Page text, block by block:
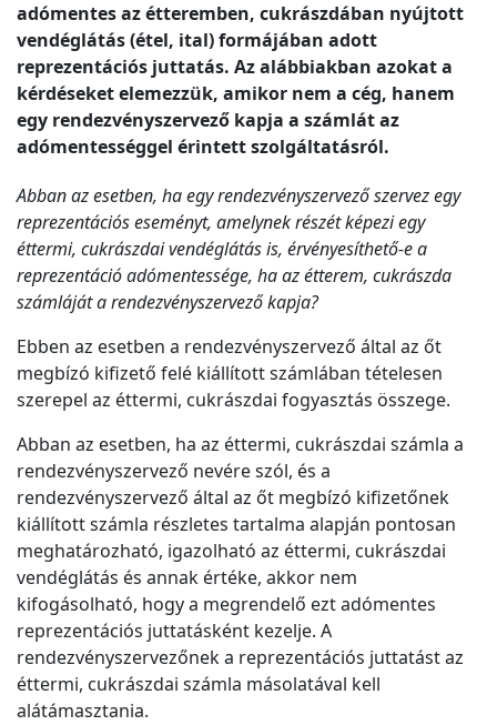
adómentes az étteremben, cukrászdában nyújtott
vendéglátás (étel, ital) formájában adott
reprezentációs juttatás. Az alábbiakban azokat a
kérdéseket elemezzük, amikor nem a cég, hanem
egy rendezvényszervező kapja a számlát az
adómentességgel érintett szolgáltatásról.
Abban az esetben, ha egy rendezvényszervező szervez egy
reprezentációs eseményt, amelynek részét képezi egy
éttermi, cukrászdai vendéglátás is, érvényesíthető-e a
reprezentáció adómentessége, ha az étterem, cukrászda
számláját a rendezvényszervező kapja?
Ebben az esetben a rendezvényszervező által az őt
megbízó kifizető felé kiállított számlában tételesen
szerepel az éttermi, cukrászdai fogyasztás összege.
Abban az esetben, ha az éttermi, cukrászdai számla a
rendezvényszervező nevére szól, és a
rendezvényszervező által az őt megbízó kifizetőnek
kiállított számla részletes tartalma alapján pontosan
meghatározható, igazolható az éttermi, cukrászdai
vendéglátás és annak értéke, akkor nem
kifogásolható, hogy a megrendelő ezt adómentes
reprezentációs juttatásként kezelje. A
rendezvényszervezőnek a reprezentációs juttatást az
éttermi, cukrászdai számla másolatával kell
alátámasztania.